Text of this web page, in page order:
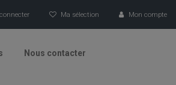
Ma sélection Mon compte
Nous contacter